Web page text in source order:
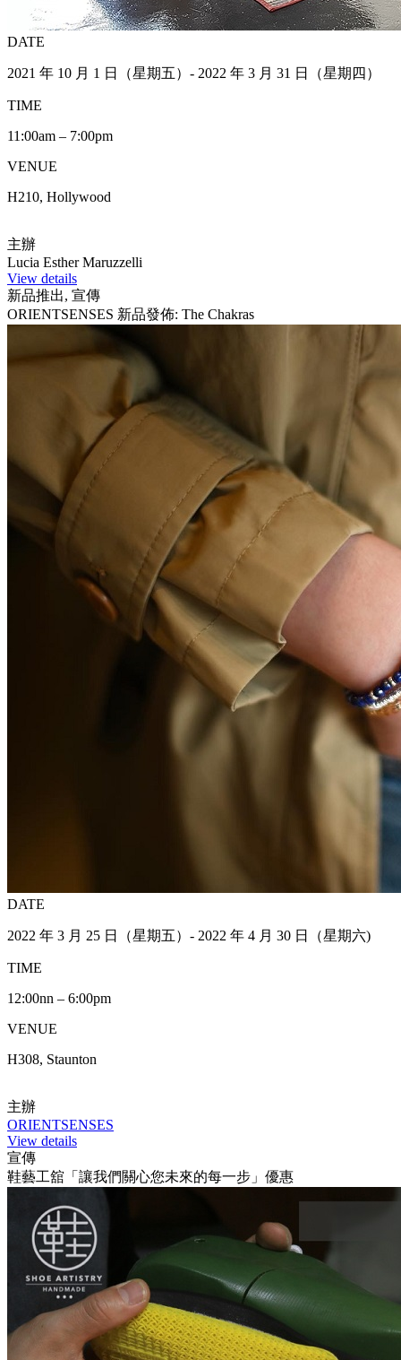
DATE
2021 年 10 月 1 日（星期五）- 2022 年 3 月 31 日（星期四）
TIME
11:00am – 7:00pm
VENUE
H210, Hollywood
主辦
Lucia Esther Maruzzelli
View details
新品推出, 宣傳
ORIENTSENSES 新品發佈: The Chakras
DATE
2022 年 3 月 25 日（星期五）- 2022 年 4 月 30 日（星期六)
TIME
12:00nn – 6:00pm
VENUE
H308, Staunton
主辦
ORIENTSENSES
View details
宣傳
鞋藝工舘「讓我們關心您未來的每一步」優惠